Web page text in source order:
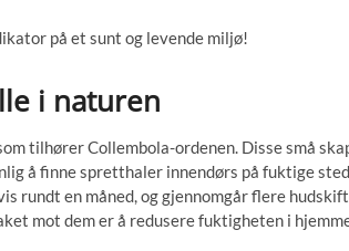
på et sunt og levende miljø!
i naturen
tilhører Collembola-ordenen. Disse små
å finne spretthaler innendørs på fuktige
rundt en måned, og gjennomgår flere
mot dem er å redusere fuktigheten i